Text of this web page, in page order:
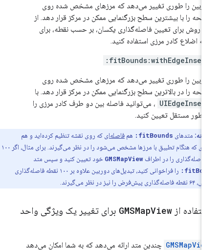
را طوری تغییر می‌دهد که مرزهای مشخص شده روی
را با بیشترین سطح بزرگنمایی ممکن در مرکز قرار دهد. از
روش برای تعیین فاصله‌گذاری یکسان، بر حسب نقطه، برای
اضلاع کادر مرزی استفاده کنید.
را طوری تغییر می‌دهد که مرزهای مشخص شده روی
را در بالاترین سطح بزرگنمایی ممکن در مرکز قرار دهد. با
، می‌توانید فاصله بین دو طرف کادر مرزی را
طور مستقل تعیین کنید.
متدهایfitBounds: همفاصله‌ایکه روی نقشه تنظیم کرده‌اید و هم
فاصله‌ای که هنگام تطبیق با مرزها مشخص می‌شود را در نظر می‌گیرند. برای مثال، اگر ۱۰۰
فاصله‌گذاری را در اطرافGMSMapViewخود تعیین کنید و سپس متد
را فراخوانی کنید، تبدیل‌های دوربین علاوه بر ۱۰۰ نقطه فاصله‌گذاری
از GMSMapView برای تغییر یک ویژگی واحد
چندین متد ارائه می‌دهد که به شما امکان می‌دهد